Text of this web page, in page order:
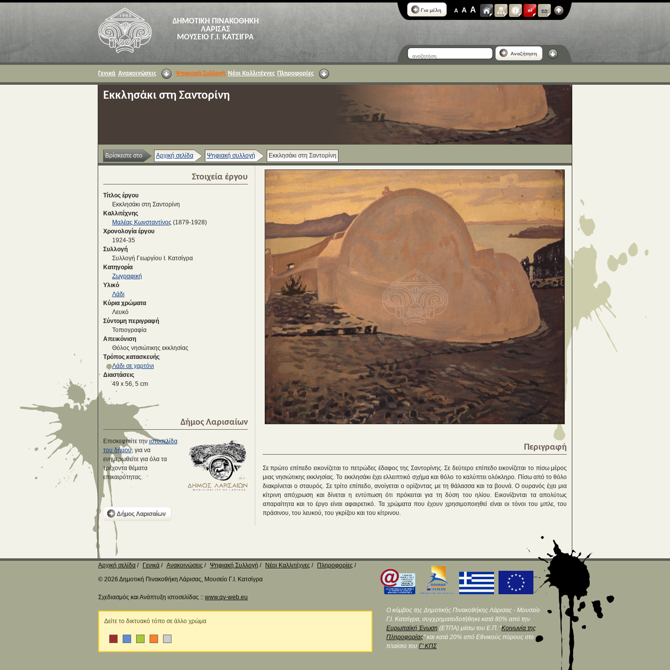
ΔΗΜΟΤΙΚΗ ΠΙΝΑΚΟΘΗΚΗ
ΛΑΡΙΣΑΣ
ΜΟΥΣΕΙΟ Γ.Ι. ΚΑΤΣΙΓΡΑ
Για μέλη A A A el en
Αναζήτηση
Γενικά Ανακοινώσεις Ψηφιακή Συλλογή Νέοι Καλλιτέχνες Πληροφορίες
Εκκλησάκι στη Σαντορίνη
Βρίσκεστε στο Αρχική σελίδα Ψηφιακή συλλογή Εκκλησάκι στη Σαντορίνη
Στοιχεία έργου
Τίτλος έργου
Εκκλησάκι στη Σαντορίνη
Καλλιτέχνης
Μαλέας Κωνσταντίνος (1879-1928)
Χρονολογία έργου
1924-35
Συλλογή
Συλλογή Γεωργίου Ι. Κατσίγρα
Κατηγορία
Ζωγραφική
Υλικό
Λάδι
Κύρια χρώματα
Λευκό
Σύντομη περιγραφή
Τοπιογραφία
Απεικόνιση
Θόλος νησιώτικης εκκλησίας
Τρόπος κατασκευής
Λάδι σε χαρτόνι
Διαστάσεις
49 x 56, 5 cm
Δήμος Λαρισαίων
Επισκεφτείτε την ιστοσελίδα
του δήμου, για να
ενημερωθείτε για όλα τα
τρέχοντα θέματα
επικαιρότητας.
Δήμος Λαρισαίων
Περιγραφή
Σε πρώτο επίπεδο εικονίζεται το πετρώδες έδαφος της Σαντορίνης. Σε δεύτερο επίπεδο εικονίζεται το πίσω μέρος
μιας νησιώτικης εκκλησίας. Το εκκλησάκι έχει ελλειπτικό σχήμα και θόλο το καλύπτει ολόκληρο. Πίσω από το θόλο
διακρίνεται ο σταυρός. Σε τρίτο επίπεδο, ανοίγεται ο ορίζοντας με τη θάλασσα και τα βουνά. Ο ουρανός έχει μια
κίτρινη απόχρωση και δίνεται η εντύπωση ότι πρόκειται για τη δύση του ηλίου. Εικονίζονται τα απολύτως
απαραίτητα και το έργο είναι αφαιρετικό. Τα χρώματα που έχουν χρησιμοποιηθεί είναι οι τόνοι του μπλε, του
πράσινου, του λευκού, του γκρίζου και του κίτρινου.
Αρχική σελίδα Γενικά Ανακοινώσεις Ψηφιακή Συλλογή Νέοι Καλλιτέχνες
Πληροφορίες
© 2026 Δημοτική Πινακοθήκη Λάρισας, Μουσείο Γ.Ι. Κατσίγρα
Σχεδιασμός και Ανάπτυξη ιστοσελίδας :: www.qv-web.eu
Δείτε το δικτυακό τόπο σε άλλο χρώμα
Ο κόμβος της Δημοτικής Πινακοθήκης Λάρισας - Μουσείο
Γ.Ι. Κατσίγρα, συγχρηματοδοτήθηκε κατά 80% από την
Ευρωπαϊκή Ένωση (ΕΤΠΑ) μέσω του Ε.Π. "Κοινωνία της
Πληροφορίας" και κατά 20% από Εθνικούς πόρους στο
πλαίσιο του Γ' ΚΠΣ.